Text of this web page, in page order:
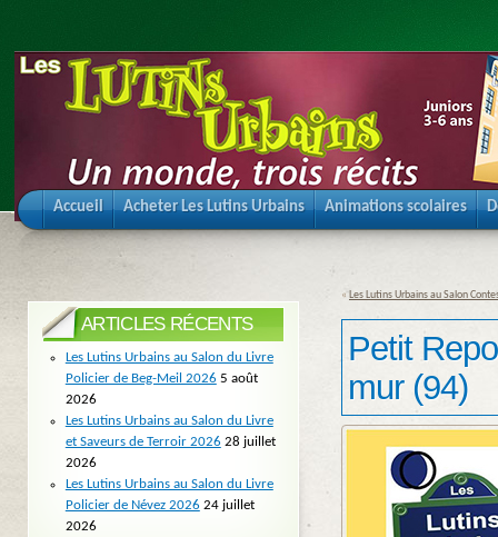
Accueil Acheter Les Lutins Urbains Animations scolaires
« Les Lutins Urbains au Salon
Petit
mur (94)
ARTICLES RÉCENTS
Les Lutins Urbains au Salon du Livre
Policier de Beg-Meil 2026 5 août
2026
Les Lutins Urbains au Salon du Livre
et Saveurs de Terroir 2026 28 juillet
2026
Les Lutins Urbains au Salon du Livre
Policier de Névez 2026 24 juillet
2026